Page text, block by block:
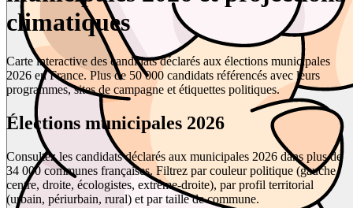
climatiques
Carte interactive des candidats déclarés aux élections municipales
2026 en France. Plus de 50 000 candidats référencés avec leurs
programmes, sites de campagne et étiquettes politiques.
Élections municipales 2026
Consultez les candidats déclarés aux municipales 2026 dans plus de
34 000 communes françaises. Filtrez par couleur politique (gauche,
centre, droite, écologistes, extrême-droite), par profil territorial
(urbain, périurbain, rural) et par taille de commune.